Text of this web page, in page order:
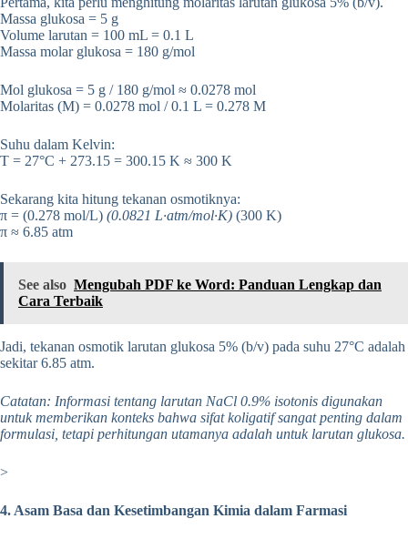
Massa glukosa = 5 g
Volume larutan = 100 mL = 0.1 L
Massa molar glukosa = 180 g/mol
Mol glukosa = 5 g / 180 g/mol ≈ 0.0278 mol
Molaritas (M) = 0.0278 mol / 0.1 L = 0.278 M
Suhu dalam Kelvin:
T = 27°C + 273.15 = 300.15 K ≈ 300 K
Sekarang kita hitung tekanan osmotiknya:
π = (0.278 mol/L) (0.0821 L·atm/mol·K) (300 K)
π ≈ 6.85 atm
See also Mengubah PDF ke Word: Panduan Lengkap dan
Cara Terbaik
Jadi, tekanan osmotik larutan glukosa 5% (b/v) pada suhu 27°C adalah
sekitar 6.85 atm.
Catatan: Informasi tentang larutan NaCl 0.9% isotonis digunakan
untuk memberikan konteks bahwa sifat koligatif sangat penting dalam
formulasi, tetapi perhitungan utamanya adalah untuk larutan glukosa.
>
4. Asam Basa dan Kesetimbangan Kimia dalam Farmasi